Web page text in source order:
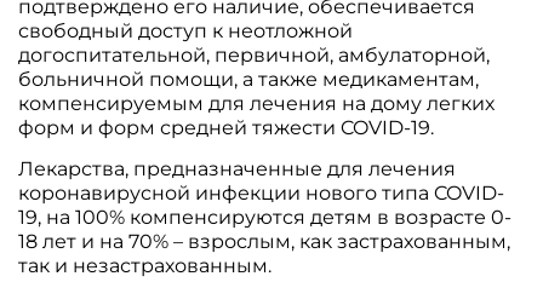
подтверждено его наличие, обеспечивается
свободный доступ к неотложной
догоспитательной, первичной, амбулаторной,
больничной помощи, а также медикаментам,
компенсируемым для лечения на дому легких
форм и форм средней тяжести COVID-19.
Лекарства, предназначенные для лечения
коронавирусной инфекции нового типа COVID-
19, на 100% компенсируются детям в возрасте 0-
18 лет и на 70% – взрослым, как застрахованным,
так и незастрахованным.